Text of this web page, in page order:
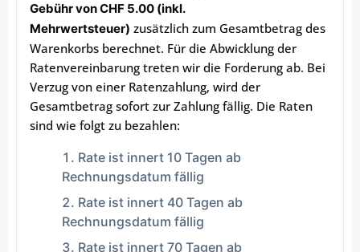
Gebühr von CHF 5.00 (inkl.
Mehrwertsteuer) zusätzlich zum Gesamtbetrag des
Warenkorbs berechnet. Für die Abwicklung der
Ratenvereinbarung treten wir die Forderung ab. Bei
Verzug von einer Ratenzahlung, wird der
Gesamtbetrag sofort zur Zahlung fällig. Die Raten
sind wie folgt zu bezahlen:
Rate ist innert 10 Tagen ab
Rechnungsdatum fällig
Rate ist innert 40 Tagen ab
Rechnungsdatum fällig
Rate ist innert 70 Tagen ab